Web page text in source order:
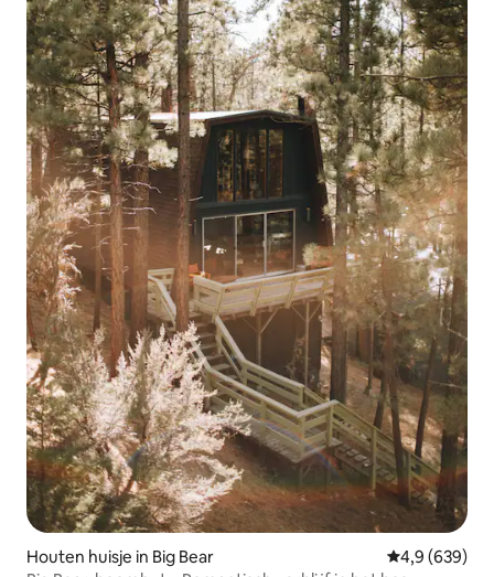
Houten huisje in Big Bear Gemiddelde
4,9 (639)